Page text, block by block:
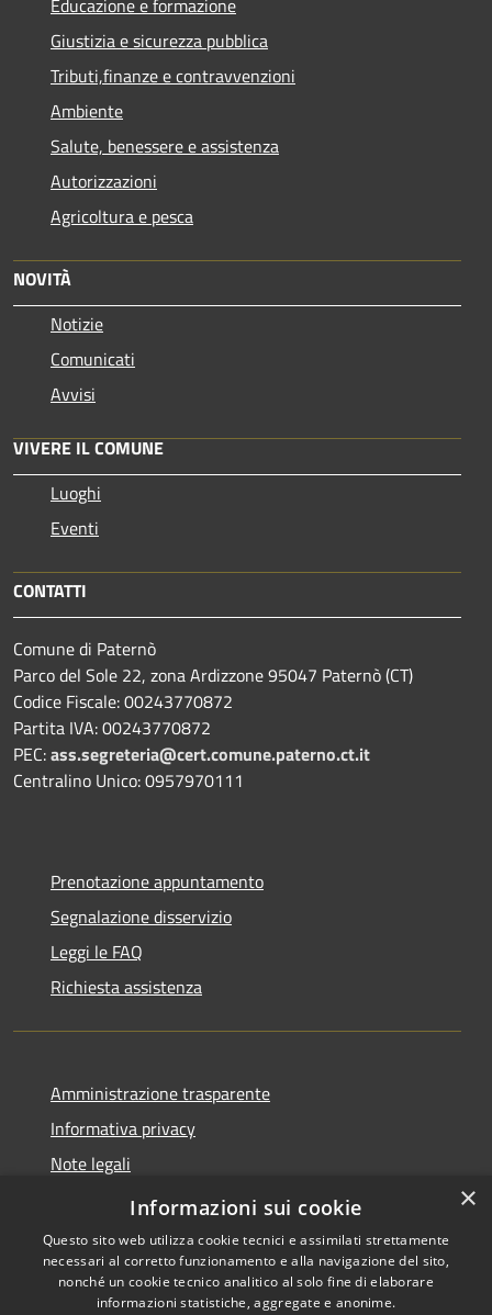
Educazione e formazione
Giustizia e sicurezza pubblica
Tributi,finanze e contravvenzioni
Ambiente
Salute, benessere e assistenza
Autorizzazioni
Agricoltura e pesca
NOVITÀ
Notizie
Comunicati
Avvisi
VIVERE IL COMUNE
Luoghi
Eventi
CONTATTI
Comune di Paternò
Parco del Sole 22, zona Ardizzone 95047 Paternò (CT)
Codice Fiscale: 00243770872
Partita IVA: 00243770872
PEC:ass.segreteria@cert.comune.paterno.ct.it
Centralino Unico: 0957970111
Prenotazione appuntamento
Segnalazione disservizio
Leggi le FAQ
Richiesta assistenza
Amministrazione trasparente
Informativa privacy
Note legali
Dichiarazione di accessibilità
Copyright © 2026 • Comune di
×
Informazioni sui cookie
Questo sito web utilizza cookie tecnici e assimilati strettamente
necessari al corretto funzionamento e alla navigazione del sito,
nonché un cookie tecnico analitico al solo fine di elaborare
informazioni statistiche, aggregate e anonime.